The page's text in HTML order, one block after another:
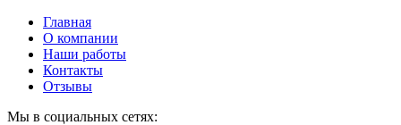
Главная
О компании
Наши работы
Контакты
Отзывы
Мы в социальных сетях: